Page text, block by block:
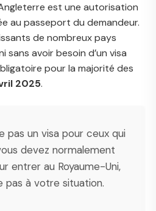
est une autorisation
au passeport du demandeur.
de nombreux pays
sans avoir besoin d’un visa
pour la majorité des
2025.
pas un visa pour ceux qui
devez normalement
entrer au Royaume-Uni,
pas à votre situation.